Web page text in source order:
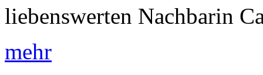
liebenswerten Nachbarin
mehr